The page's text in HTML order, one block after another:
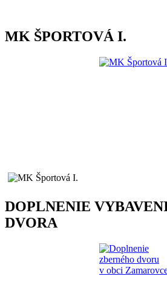
MK ŠPORTOVÁ I.
DOPLNENIE
DVORA